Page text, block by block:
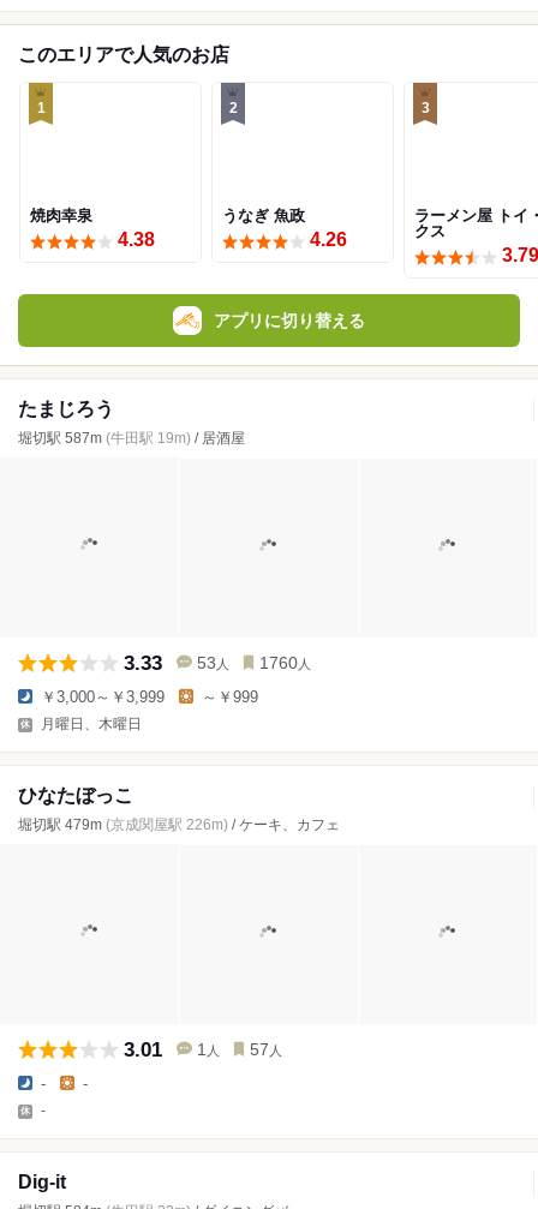
このエリアで人気のお店
1
焼肉幸泉
4.38
2
うなぎ 魚政
4.26
3
ラーメン屋 トイ
クス
3.79
アプリに切り替える
たまじろう
堀切駅 587m (牛田駅 19m) / 居酒屋
3.33 53 人 1760 人
￥3,000～￥3,999 ～￥999
月曜日、木曜日
ひなたぼっこ
堀切駅 479m (京成関屋駅 226m) / ケーキ、カフェ
3.01 1 人 57 人
- -
-
Dig-it